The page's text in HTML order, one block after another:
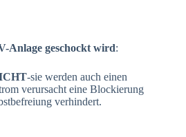
Anlage geschockt wird:
-sie werden auch einen
verursacht eine Blockierung
verhindert.